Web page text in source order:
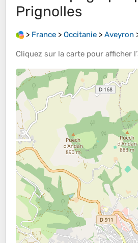
Prignolles
> France > Occitanie > Aveyron
Cliquez sur la carte pour afficher l’